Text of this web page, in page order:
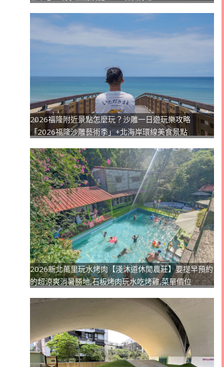
2026福隆附近景點怎麼玩？沙雕一日遊玩樂攻略
「2026福隆沙雕藝術季」+北海岸環線美食景點
2026新北萬里玩水烤肉【淺沐道休閒農莊】要提早預約
的超涼爽消暑勝地,石板烤肉玩水吃烤雞,菜單價位